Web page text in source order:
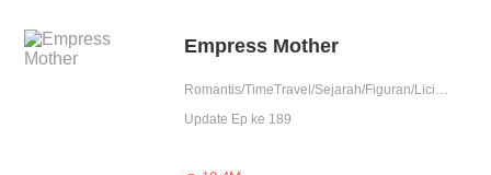
Empress Mother
Romantis/TimeTravel/Sejarah/Figuran/Licik/Wanita perkasa
Update Ep ke 189